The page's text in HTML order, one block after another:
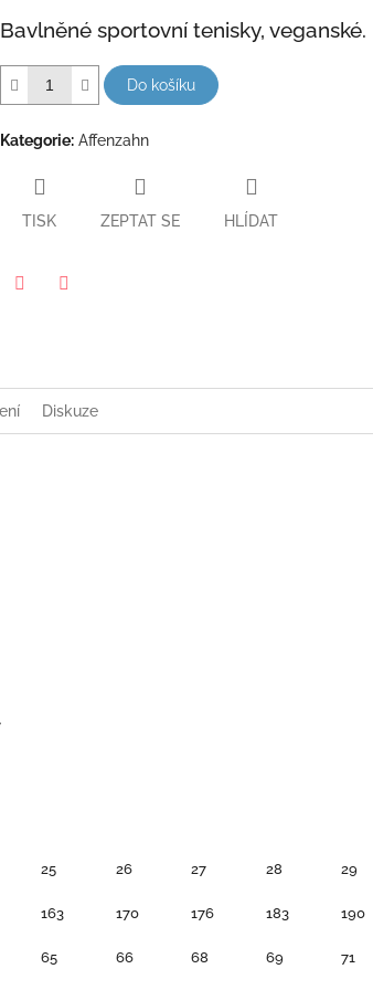
hvězdiček.
Bavlněné sportovní tenisky, veganské.
Do košíku
Kategorie: Affenzahn
TISK ZEPTAT SE HLÍDAT
Diskuze
25 26 27 28 29
163 170 176 183 190
65 66 68 69 71